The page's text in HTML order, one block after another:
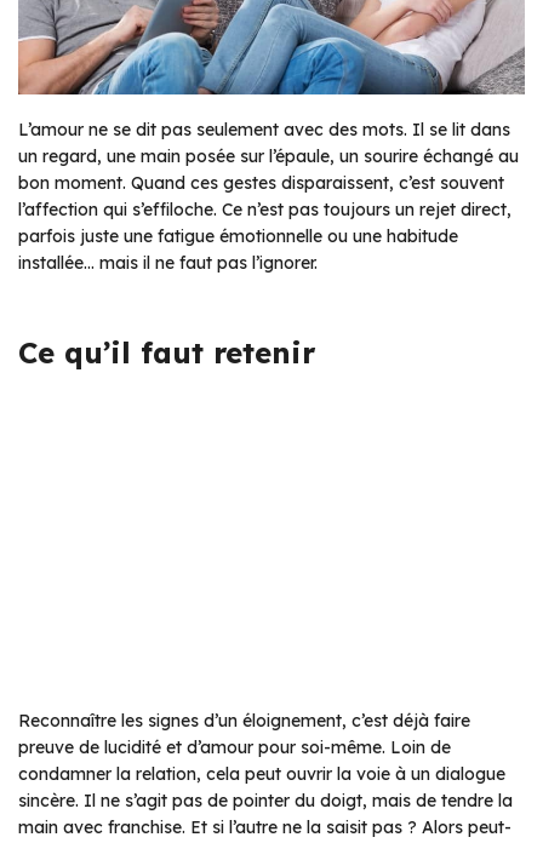
L’amour ne se dit pas seulement avec des mots. Il se lit dans
un regard, une main posée sur l’épaule, un sourire échangé au
bon moment. Quand ces gestes disparaissent, c’est souvent
l’affection qui s’effiloche. Ce n’est pas toujours un rejet direct,
parfois juste une fatigue émotionnelle ou une habitude
installée… mais il ne faut pas l’ignorer.
Ce qu’il faut retenir
Reconnaître les signes d’un éloignement, c’est déjà faire
preuve de lucidité et d’amour pour soi-même. Loin de
condamner la relation, cela peut ouvrir la voie à un dialogue
sincère. Il ne s’agit pas de pointer du doigt, mais de tendre la
main avec franchise. Et si l’autre ne la saisit pas ? Alors peut-